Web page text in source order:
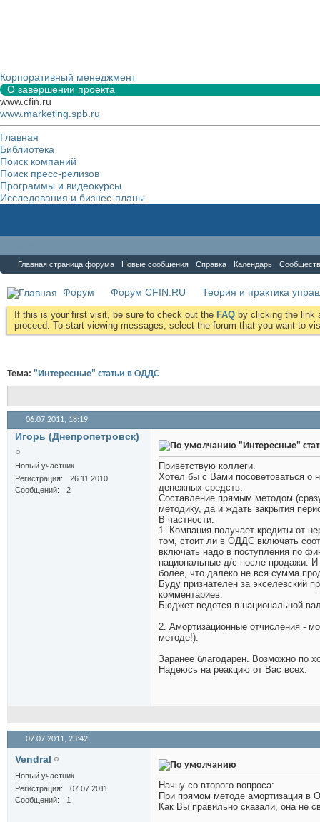
Корпоративный менеджмент
О завершении проекта
www.cfin.ru
www.marketing.spb.ru
Главная
Библиотека
Поиск компаний
Поиск пресс-релизов
Программы и видеокурсы
Исследования и бизнес-планы
Главная страница форума Новые сообщения Справка Календарь
Форум Форум CFIN.RU Теория и практика
If this is your first visit, be sure to check out the FAQ by clicking the link
proceed. To start viewing messages, select the forum that you want to
Тема: "Интересные" статьи в ОДДС
06.07.2011, 18:19
Игорь (Днепропетровск)
Новый участник
Регистрация
26.11.2010
Сообщений
2
"Интересные"
Приветствую коллеги.
Хотел бы с Вами посоветоваться
денежных средств.
Составление прямым методом
методику, да и ждать закрытия
В частности:
1. Компания получает кредиты от
том, стоит ли в ОДДС включать
включать надо в поступления по
национальные д/с после продажи.
более, что далеко не вся сумма
Буду признателен за экселевский
комментариев.
Бюджет ведется в национальной
2. Амортизационные отчисления -
методе!).
Заранее благодарен. Возможно по
Надеюсь на реакцию от Вас всех.
07.07.2011, 23:42
Vendral
Новый участник
Регистрация
07.07.2011
Сообщений
1
Начну со второго вопроса:
При прямом методе амортизация в
Как Вы правильно сказали, она не